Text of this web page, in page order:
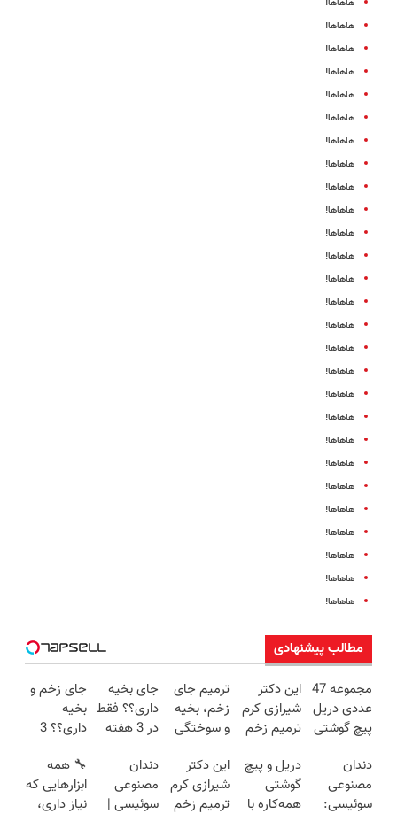
هاهاها!
هاهاها!
هاهاها!
هاهاها!
هاهاها!
هاهاها!
هاهاها!
هاهاها!
هاهاها!
هاهاها!
هاهاها!
هاهاها!
هاهاها!
هاهاها!
هاهاها!
هاهاها!
هاهاها!
هاهاها!
هاهاها!
هاهاها!
هاهاها!
هاهاها!
هاهاها!
هاهاها!
هاهاها!
هاهاها!
هاهاها!
مطالب پیشنهادی
مجموعه 47
عددی دریل
پیچ گوشتی
(تخفیف به
مدت
محدود)
این دکتر
شیرازی کرم
ترمیم زخم
ساخت!!!
ترمیم جای
زخم، بخیه
و سوختگی
هفته!!😍
جای بخیه
داری؟؟ فقط
در 3 هفته
کن!😍
جای زخم و
بخیه
داری؟؟ 3
محوش کن!
دندان
مصنوعی
سوئیسی:
دریل و پیچ
گوشتی
همه‌کاره با
این دکتر
شیرازی کرم
ترمیم زخم
دندان
مصنوعی
سوئیسی |
🔧 همه
ابزارهایی که
نیاز داری،